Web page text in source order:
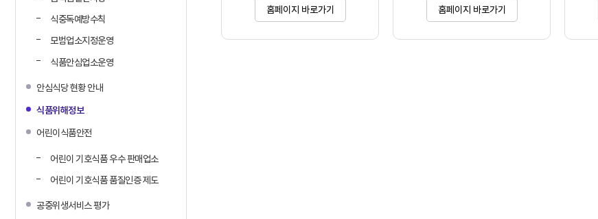
식중독예방수칙
모범업소지정운영
식품안심업소운영
안심식당 현황 안내
식품위해정보
어린이식품안전
어린이 기호식품 우수 판매업소
어린이 기호식품 품질인증 제도
공중위생서비스 평가
홈페이지 바로가기 홈페이지 바로가기